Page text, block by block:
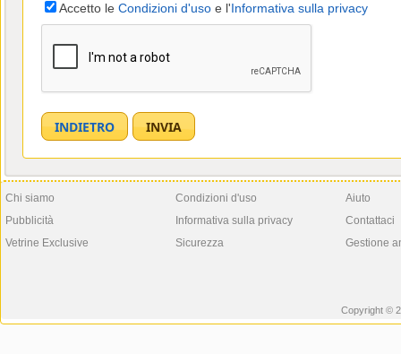
Accetto le Condizioni d'uso e l'Informativa sulla privacy
Chi siamo
Pubblicità
Vetrine Exclusive
Condizioni d'uso
Informativa sulla privacy
Sicurezza
Aiuto
Contattaci
Gestione
Copyright ©